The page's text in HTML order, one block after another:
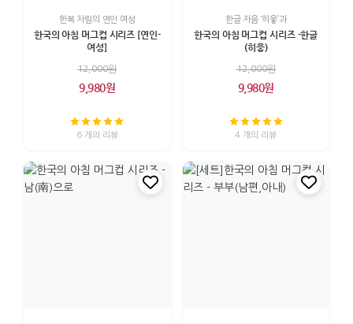
한복 차림의 연인 여성
한국의 아침 머그컵 시리즈 [연인-
여성]
12,000원
9,980원
6 개의 리뷰
한글 자음 ‘히읗’과
한국의 아침 머그컵 시리즈 -한글
(히읗)
12,000원
9,980원
4 개의 리뷰